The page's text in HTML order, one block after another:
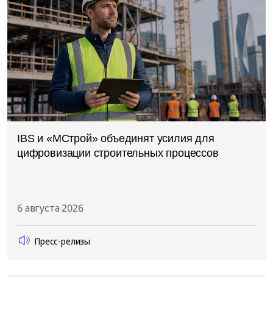
IBS и «МСтрой» объединят усилия для
цифровизации строительных процессов
6 августа 2026
Пресс-релизы